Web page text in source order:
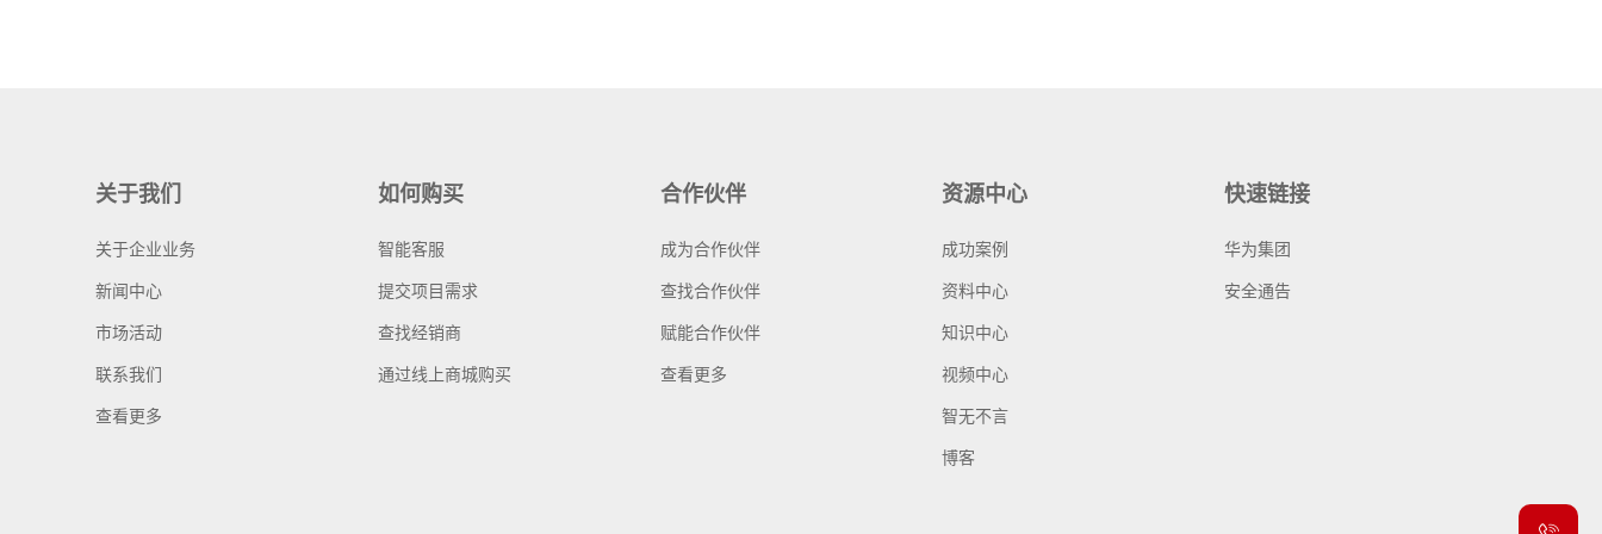
关于我们
关于企业业务
新闻中心
市场活动
联系我们
查看更多
如何购买
智能客服
提交项目需求
查找经销商
通过线上商城购买
合作伙伴
成为合作伙伴
查找合作伙伴
赋能合作伙伴
查看更多
资源中心
成功案例
资料中心
知识中心
视频中心
智无不言
博客
快速链接
华为集团
安全通告